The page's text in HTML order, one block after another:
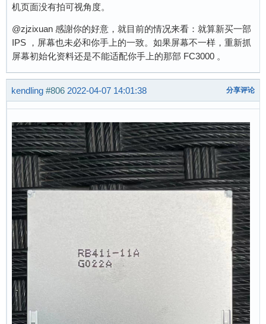
机页面没有拍可视角度。
@zjzixuan 感謝你的好意，就目前的情况来看：就算新买一部
IPS ，屏幕也未必和你手上的一致。如果屏幕不一样，重新抓
屏幕初始化资料还是不能适配你手上的那部 FC3000 。
kendling #806 2022-04-07 14:01:38 分享评论